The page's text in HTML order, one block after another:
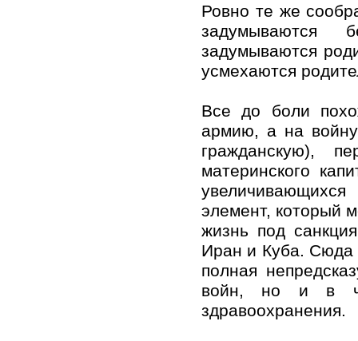
Ровно те же
задумываются
задумываются
усмехаются
Все до боли
армию, а на
гражданскую),
материнского
элемент, который
жизнь под
Иран и Куба. Сюда
полная
войн, но и в
здравоохранения.